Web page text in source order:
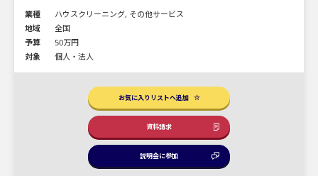
業種
ハウスクリーニング, その他サービス
地域
全国
予算
50万円
対象
個人・法人
お気に入りリストへ追加
資料請求
説明会に参加